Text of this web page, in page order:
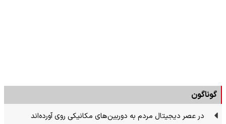
گوناگون
در عصر دیجیتال مردم به دوربین‌های مکانیکی روی آورده‌اند